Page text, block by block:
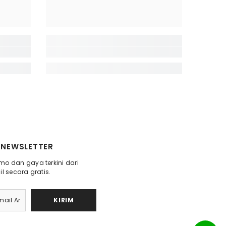
dan gaya terkini dari
secara gratis.
KIRIM